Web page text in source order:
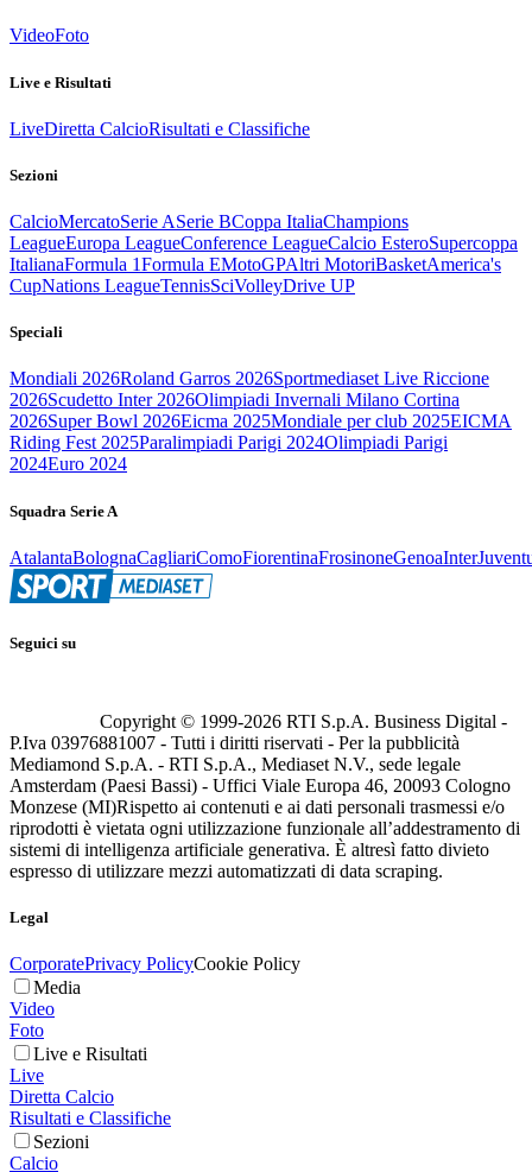
VideoFoto
Live e Risultati
LiveDiretta CalcioRisultati e Classifiche
Sezioni
CalcioMercatoSerie ASerie BCoppa ItaliaChampions
LeagueEuropa LeagueConference LeagueCalcio EsteroSupercoppa
ItalianaFormula 1Formula EMotoGPAltri MotoriBasketAmerica's
CupNations LeagueTennisSciVolleyDrive UP
Speciali
Mondiali 2026Roland Garros 2026Sportmediaset Live Riccione
2026Scudetto Inter 2026Olimpiadi Invernali Milano Cortina
2026Super Bowl 2026Eicma 2025Mondiale per club 2025EICMA
Riding Fest 2025Paralimpiadi Parigi 2024Olimpiadi Parigi
2024Euro 2024
Squadra Serie A
AtalantaBolognaCagliariComoFiorentinaFrosinoneGenoaInter
Seguici su
Copyright © 1999-2026 RTI S.p.A. Business Digital -
P.Iva 03976881007 - Tutti i diritti riservati - Per la pubblicità
Mediamond S.p.A. - RTI S.p.A., Mediaset N.V., sede legale
Amsterdam (Paesi Bassi) - Uffici Viale Europa 46, 20093 Cologno
Monzese (MI)Rispetto ai contenuti e ai dati personali trasmessi e/o
riprodotti è vietata ogni utilizzazione funzionale all’addestramento di
sistemi di intelligenza artificiale generativa. È altresì fatto divieto
espresso di utilizzare mezzi automatizzati di data scraping.
Legal
CorporatePrivacy PolicyCookie Policy
Media
Video
Foto
Live e Risultati
Live
Diretta Calcio
Risultati e Classifiche
Sezioni
Calcio